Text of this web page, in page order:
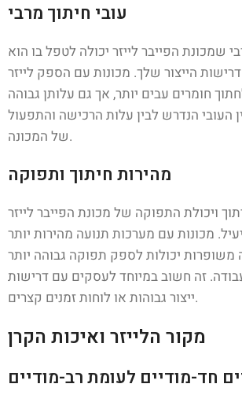
עובי חיתוך מרבי
שמכונת הפייבר לייזר יכולה לטפל בו הוא
הייצור שלך. מכונות עם הספק לייזר
חומרים עבים יותר, אך גם עלותן גבוהה
העובי הנדרש לבין עלות הרכישה והתפעול
של המכונה.
מהירות חיתוך ותפוקה
ויכולת התפוקה של מכונת הפייבר לייזר
יעיל. מכונות עם מערכות תנועה מהירות יותר
משופרות יכולות לספק תפוקה גבוהה יותר
זה חשוב במיוחד לעסקים עם דרישות
ייצור גבוהות או לוחות זמנים קצרים.
מקור הלייזר ואיכות הקרן
חד-מודיים לעומת רב-מודיים